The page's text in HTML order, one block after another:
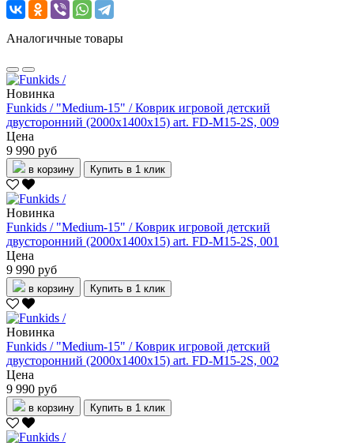
Аналогичные товары
Новинка
Funkids / "Medium-15" / Коврик игровой детский
двусторонний (2000х1400х15) art. FD-M15-2S, 009
Цена
9 990 руб
в корзину Купить в 1 клик
Новинка
Funkids / "Medium-15" / Коврик игровой детский
двусторонний (2000х1400х15) art. FD-M15-2S, 001
Цена
9 990 руб
в корзину Купить в 1 клик
Новинка
Funkids / "Medium-15" / Коврик игровой детский
двусторонний (2000х1400х15) art. FD-M15-2S, 002
Цена
9 990 руб
в корзину Купить в 1 клик